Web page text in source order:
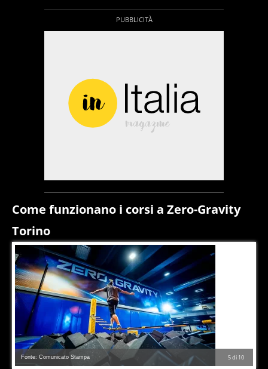
Come funzionano i corsi a Zero-Gravity
Torino
5di 10
Fonte: Comunicato Stampa